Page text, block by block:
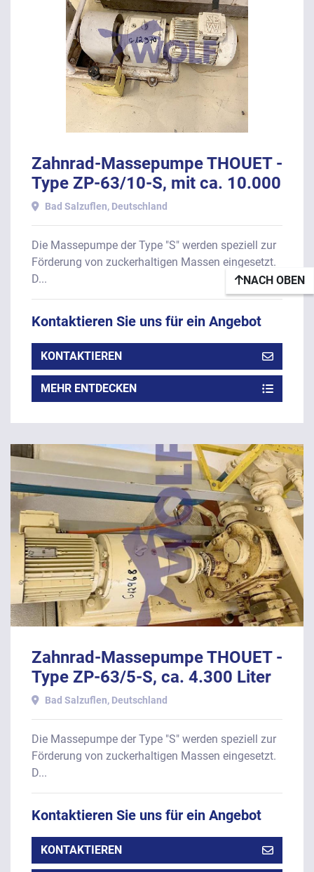
Zahnrad-Massepumpe THOUET -
Type ZP-63/10-S, mit ca. 10.000
Liter pro Stunde.
Bad Salzuflen, Deutschland
Die Massepumpe der Type "S" werden speziell zur
Förderung von zuckerhaltigen Massen eingesetzt.
D...
Kontaktieren Sie uns für ein Angebot
KONTAKTIEREN
MEHR ENTDECKEN
Zahnrad-Massepumpe THOUET -
Type ZP-63/5-S, ca. 4.300 Liter
pro Stunde.
Bad Salzuflen, Deutschland
Die Massepumpe der Type "S" werden speziell zur
Förderung von zuckerhaltigen Massen eingesetzt.
D...
Kontaktieren Sie uns für ein Angebot
KONTAKTIEREN
NACH OBEN